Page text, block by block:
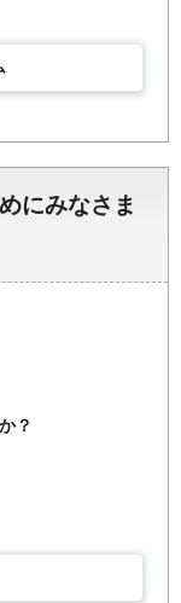
にみなさま
？